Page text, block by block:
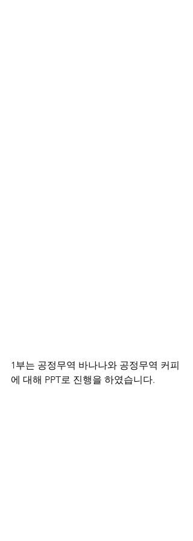
1부는 공정무역 바나나와 공정무역 커피
에 대해 PPT로 진행을 하였습니다.